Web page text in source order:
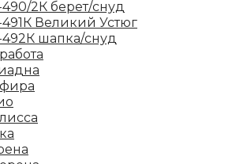
2К берет/снуд
Великий Устюг
шапка/снуд